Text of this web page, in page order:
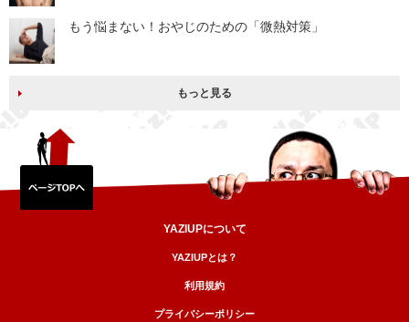
もう悩まない！おやじのための「微熱対策」
もっと見る
YAZIUPについて
YAZIUPとは？
利用規約
プライバシーポリシー